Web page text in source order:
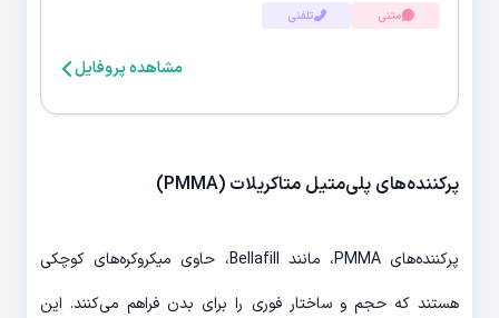
متنی تلفنی
مشاهده پروفایل
پرکننده‌های پلی‌متیل متاکریلات (PMMA)
پرکننده‌های PMMA، مانند Bellafill، حاوی میکروکره‌های کوچکی
هستند که حجم و ساختار فوری را برای بدن فراهم می‌کنند. این